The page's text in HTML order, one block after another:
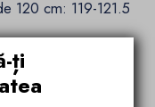
120 cm: 119-121.5
ți